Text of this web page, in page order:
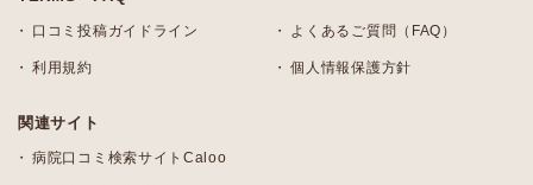
口コミ投稿ガイドライン よくあるご質問（FAQ）
利用規約 個人情報保護方針
関連サイト
病院口コミ検索サイトCaloo